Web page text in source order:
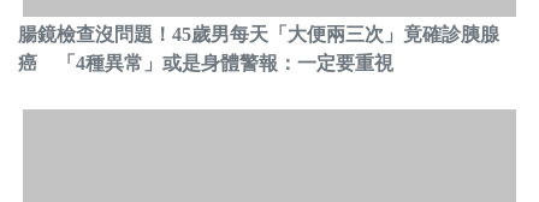
腸鏡檢查沒問題！45歲男每天「大便兩三次」竟確診胰腺
癌 「4種異常」或是身體警報：一定要重視